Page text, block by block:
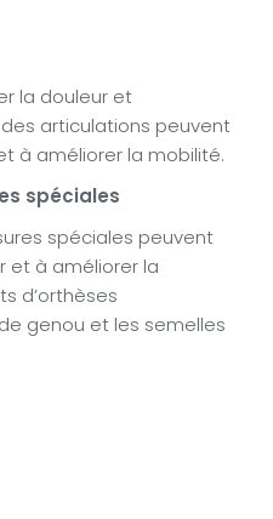
la douleur et
articulations peuvent
à améliorer la mobilité.
spéciales
spéciales peuvent
et à améliorer la
d’orthèses
genou et les semelles